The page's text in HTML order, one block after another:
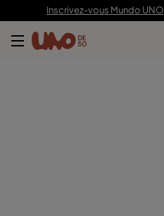
Inscrivez-vous Mundo UNO